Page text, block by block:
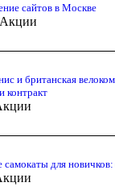
сайтов в Москве
Акции
и британская
контракт
для